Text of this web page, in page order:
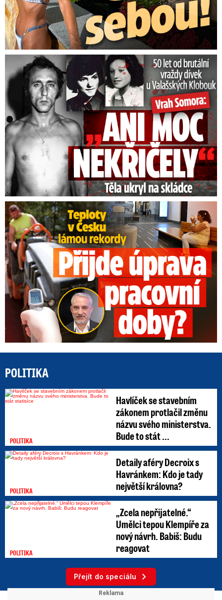
50 let od běsnění Somory: Těla dívek vrah ukryl na skládce
Teploty v Česku lámou rekordy: Přijde úprava pracovní doby?
POLITIKA
POLITIKA
Havlíček se stavebním
zákonem protlačil změnu
názvu svého ministerstva.
Bude to stát ...
POLITIKA
Detaily aféry Decroix s
Havránkem: Kdo je tady
největší královna?
POLITIKA
„Zcela nepřijatelné.“
Umělci tepou Klempíře za
nový návrh. Babiš: Budu
reagovat
Přejít do speciálu